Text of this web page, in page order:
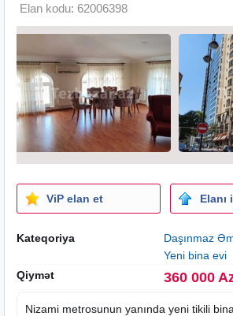
Elan kodu: 62006398
ViP elan et Elanı
Kateqoriya
Daşınmaz
Yeni bina evi
Qiymət
360 000
Nizami metrosunun yanında yeni tikili